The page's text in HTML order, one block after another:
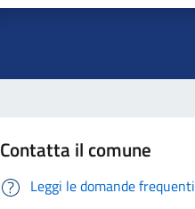
Contatta il comune
Leggi le domande frequenti